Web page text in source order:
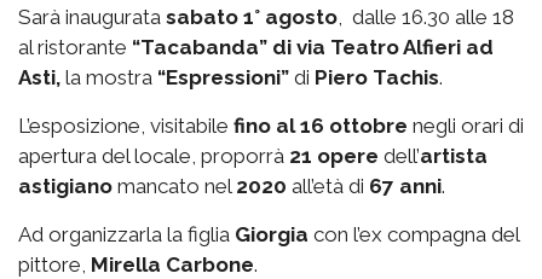
Sarà inaugurata sabato 1° agosto, dalle 16.30 alle 18
al ristorante “Tacabanda” di via Teatro Alfieri ad
Asti, la mostra “Espressioni” di Piero Tachis.
L’esposizione, visitabile fino al 16 ottobre negli orari di
apertura del locale, proporrà 21 opere dell’artista
astigiano mancato nel 2020 all’età di 67 anni.
Ad organizzarla la figlia Giorgia con l’ex compagna del
pittore, Mirella Carbone.